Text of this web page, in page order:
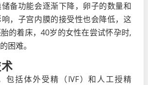
备功能会逐渐下降，卵子的数量和
，子宫内膜的接受性也会降低，这
的着床，40岁的女性在尝试怀孕时,
困难。
包括体外受精（IVF）和人工授精